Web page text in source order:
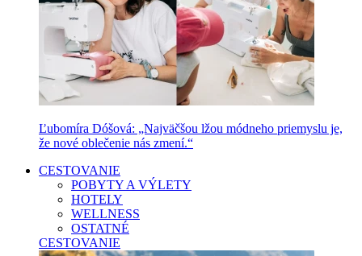
Ľubomíra Dóšová: „Najväčšou lžou módneho priemyslu je,
že nové oblečenie nás zmení.“
CESTOVANIE
POBYTY A VÝLETY
HOTELY
WELLNESS
OSTATNÉ
CESTOVANIE